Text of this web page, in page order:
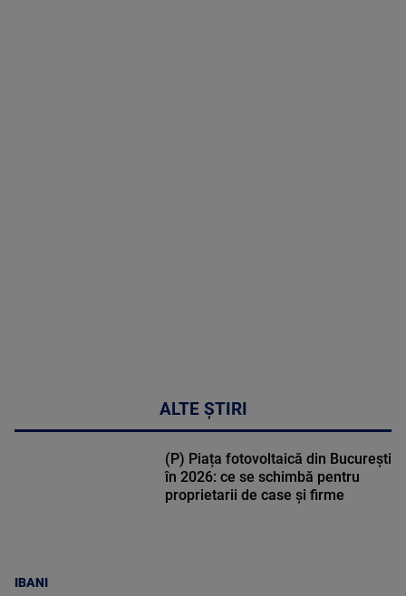
ALTE ȘTIRI
IBANI
(P) Piața fotovoltaică din București
în 2026: ce se schimbă pentru
proprietarii de case și firme